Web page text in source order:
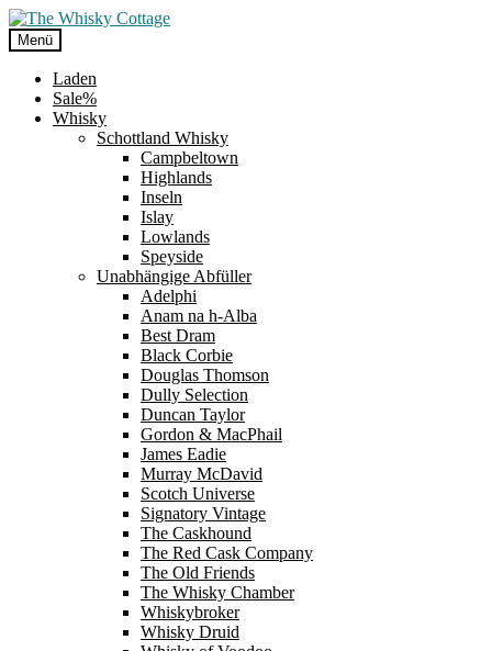
Zur
Navigation
springen
Zum
Inhalt
springen
Menü
Laden
Sale%
Whisky
Schottland Whisky
Campbeltown
Highlands
Inseln
Islay
Lowlands
Speyside
Unabhängige Abfüller
Adelphi
Anam na h-Alba
Best Dram
Black Corbie
Douglas Thomson
Dully Selection
Duncan Taylor
Gordon & MacPhail
James Eadie
Murray McDavid
Scotch Universe
Signatory Vintage
The Caskhound
The Red Cask Company
The Old Friends
The Whisky Chamber
Whiskybroker
Whisky Druid